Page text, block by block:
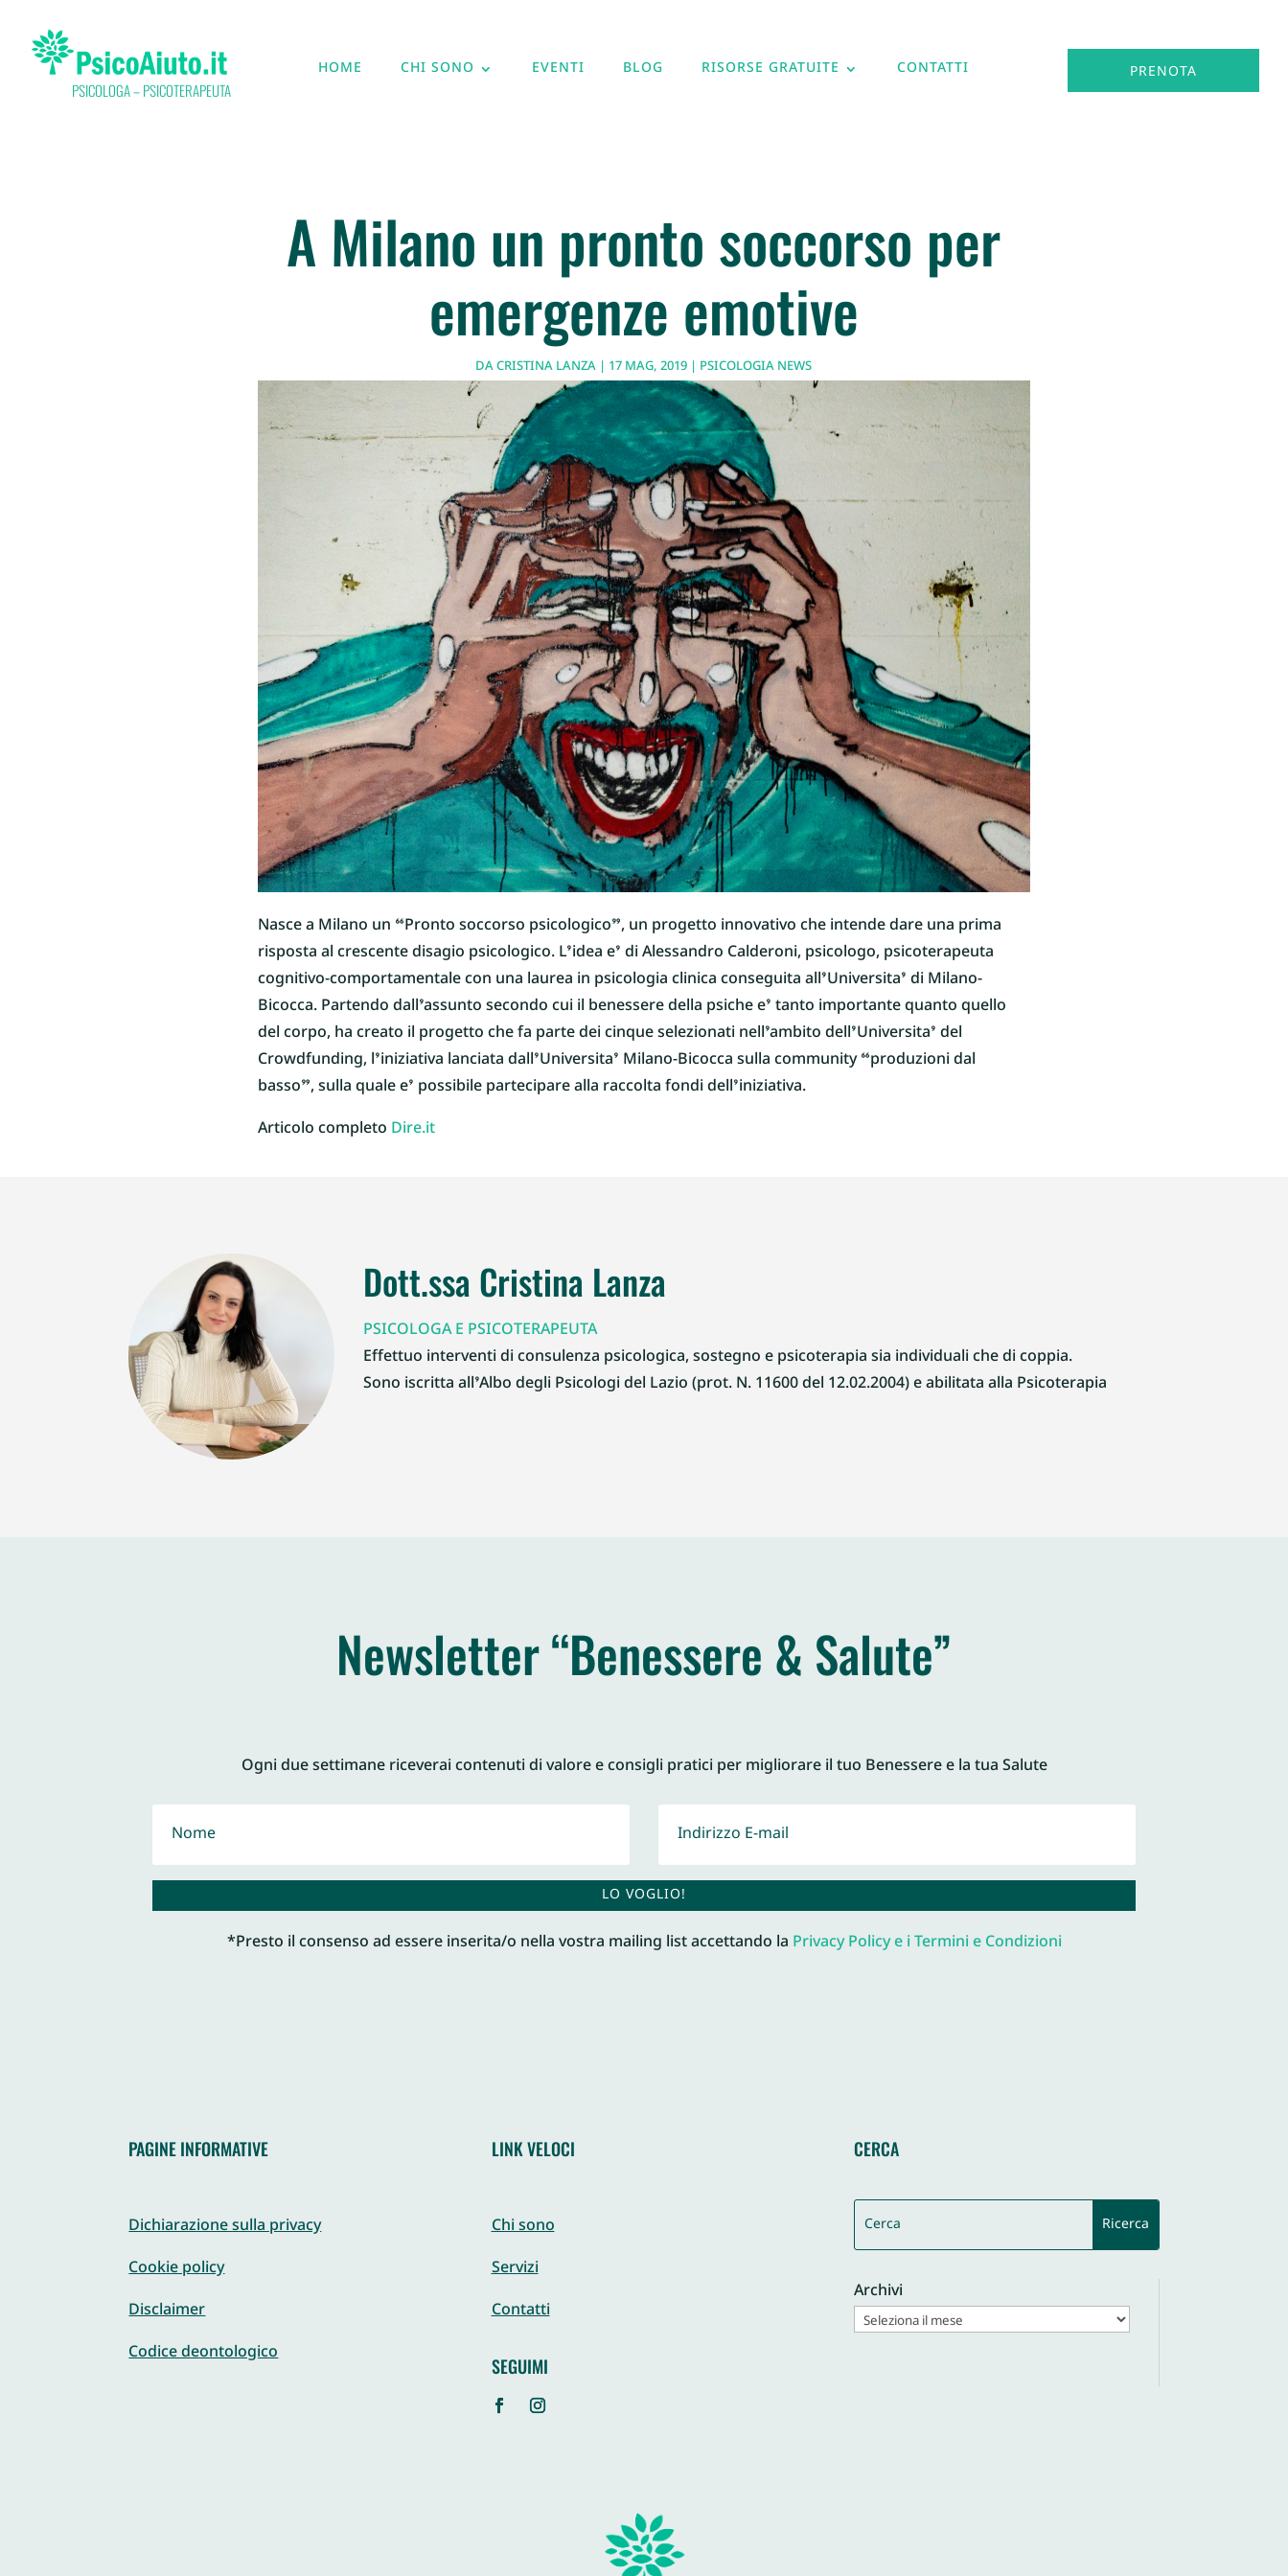
PSICOLOGA – PSICOTERAPEUTA
HOME CHI SONO EVENTI BLOG RISORSE GRATUITE CONTATTI PRENOTA
A Milano un pronto soccorso per
emergenze emotive
DACRISTINA LANZA | 17 MAG, 2019 | PSICOLOGIA NEWS
Nasce a Milano un “Pronto soccorso psicologico”, un progetto innovativo che intende dare una prima
risposta al crescente disagio psicologico. L’idea e’ di Alessandro Calderoni, psicologo, psicoterapeuta
cognitivo-comportamentale con una laurea in psicologia clinica conseguita all’Universita’ di Milano-
Bicocca. Partendo dall’assunto secondo cui il benessere della psiche e’ tanto importante quanto quello
del corpo, ha creato il progetto che fa parte dei cinque selezionati nell’ambito dell’Universita’ del
Crowdfunding, l’iniziativa lanciata dall’Universita’ Milano-Bicocca sulla community “produzioni dal
basso”, sulla quale e’ possibile partecipare alla raccolta fondi dell’iniziativa.
Articolo completoDire.it
Dott.ssa Cristina Lanza
PSICOLOGA E PSICOTERAPEUTA
Effettuo interventi di consulenza psicologica, sostegno e psicoterapia sia individuali che di coppia.
Sono iscritta all’Albo degli Psicologi del Lazio (prot. N. 11600 del 12.02.2004) e abilitata alla Psicoterapia
Newsletter “Benessere & Salute”
Ogni due settimane riceverai contenuti di valore e consigli pratici per migliorare il tuo Benessere e la tua Salute
LO VOGLIO!
*Presto il consenso ad essere inserita/o nella vostra mailing list accettando laPrivacy Policy e i Termini e Condizioni
PAGINE INFORMATIVE
Dichiarazione sulla privacy
Cookie policy
Disclaimer
Codice deontologico
LINK VELOCI
Chi sono
Servizi
Contatti
SEGUIMI
CERCA
Archivi